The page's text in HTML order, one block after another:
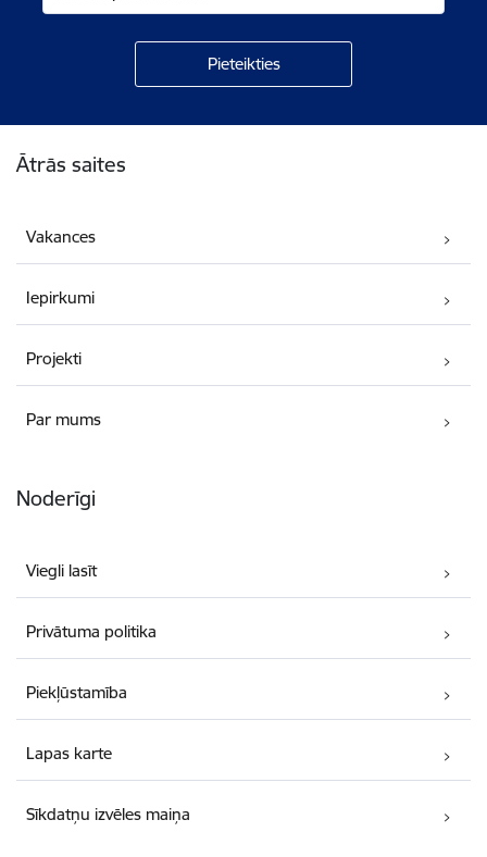
Ātrās saites
Vakances
Iepirkumi
Projekti
Par mums
Noderīgi
Viegli lasīt
Privātuma politika
Piekļūstamība
Lapas karte
Sīkdatņu izvēles maiņa